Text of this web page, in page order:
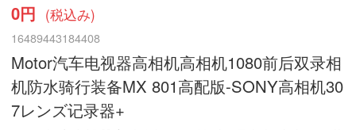
0円 (税込み)
16489443184408
Motor汽车电视器高相机高相机1080前后双录相
机防水骑行装备MX 801高配版-SONY高相机30
7レンズ记录器+